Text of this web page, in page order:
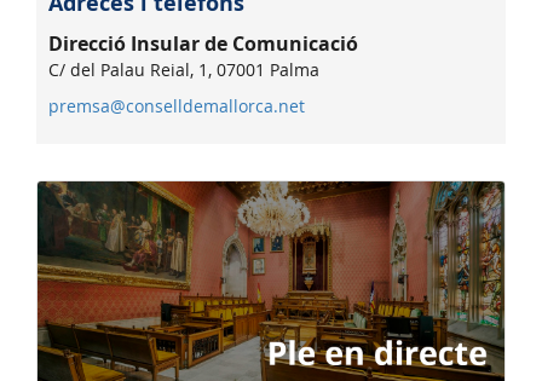
Direcció Insular de Comunicació
C/ del Palau Reial, 1, 07001 Palma
premsa@conselldemallorca.net